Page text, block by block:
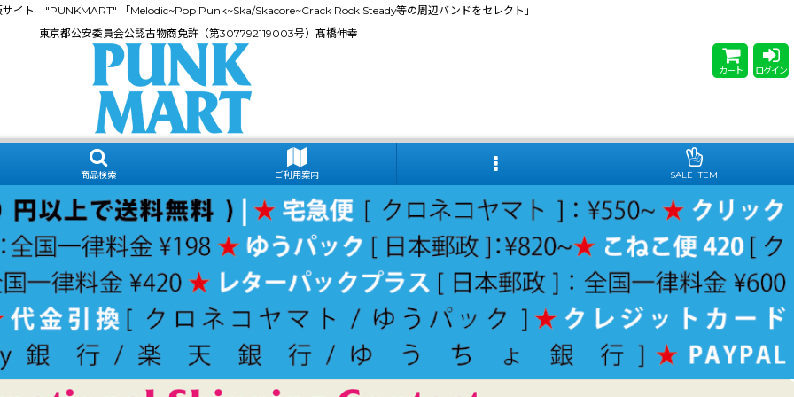
イト "PUNKMART" 「Melodic~Pop Punk~Ska/Skacore~Crack Rock Steady等の周辺バンドをセレクト」
東京都公安委員会公認古物商免許（第307792119003号）髙橋伸幸
カート ログイン
商品検索 ご利用案内 SALE ITEM